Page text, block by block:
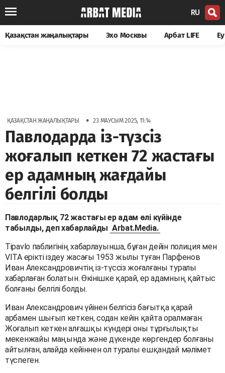
RU
Қазақстан жаңалықтары Эхо Москвы Арбат LIFE
ҚАЗАҚСТАН ЖАҢАЛЫҚТАРЫ • 23 МАУСЫМ 2025, 11:14
Павлодарда із-түзсіз
жоғалып кеткен 72 жастағы
ер адамның жағдайы
белгілі болды
Павлодарлық 72 жастағы ер адам өлі күйінде
табылды, деп хабарлайды Arbat.Media.
Tipavlo паблигінің хабарлауынша, бұған дейін полиция мен
VITA ерікті іздеу жасағы 1953 жылы туған Парфенов
Иван Александровичтің із-түссіз жоғалғаны туралы
хабарлаған болатын. Өкінішке қарай, ер адамның қайтыс
болғаны белгілі болды.
Иван Александрович үйінен белгісіз бағытқа қарай
арбамен шығып кеткен, содан кейін қайта оралмаған.
Жоғалып кеткен алғашқы күндері оны тұрғылықты
мекенжайы маңында және дүкенде көргендер болғаны
айтылған, алайда кейіннен ол туралы ешқандай мәлімет
түспеген.